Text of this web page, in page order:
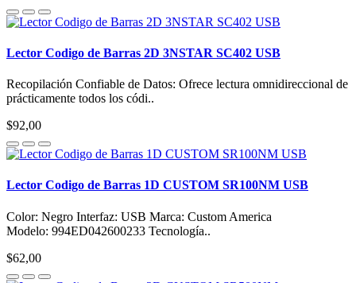
Lector Codigo de Barras 2D 3NSTAR SC402 USB
Recopilación Confiable de Datos: Ofrece lectura omnidireccional de
prácticamente todos los códi..
$92,00
Lector Codigo de Barras 1D CUSTOM SR100NM USB
Color: Negro Interfaz: USB Marca: Custom America
Modelo: 994ED042600233 Tecnología..
$62,00